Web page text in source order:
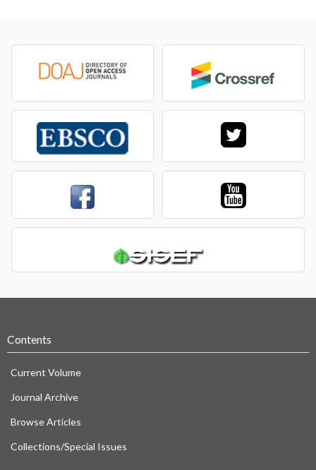
Contents
Current Volume
Journal Archive
Browse Articles
Collections/Special Issues